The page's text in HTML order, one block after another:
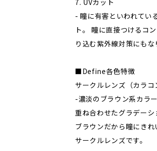
- 瞳に有害といわれてい
ト。 瞳に直接つけるコ
り込む紫外線対策にもな
■Define各色特徴
サークルレンズ（カラコ
-濃淡のブラウン系カラ
重ね合わせたグラデー
ブラウンだから瞳にき
サークルレンズです。